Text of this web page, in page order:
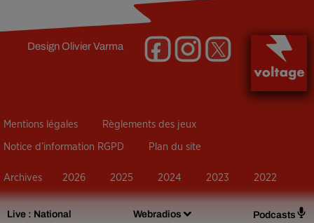
Live : National Webradios Podcasts
DesignOlivier Varma
Mentions légales Règlements des jeux
Notice d’information RGPD Plan du site
Archives 2026 2025 2024 2023 2022